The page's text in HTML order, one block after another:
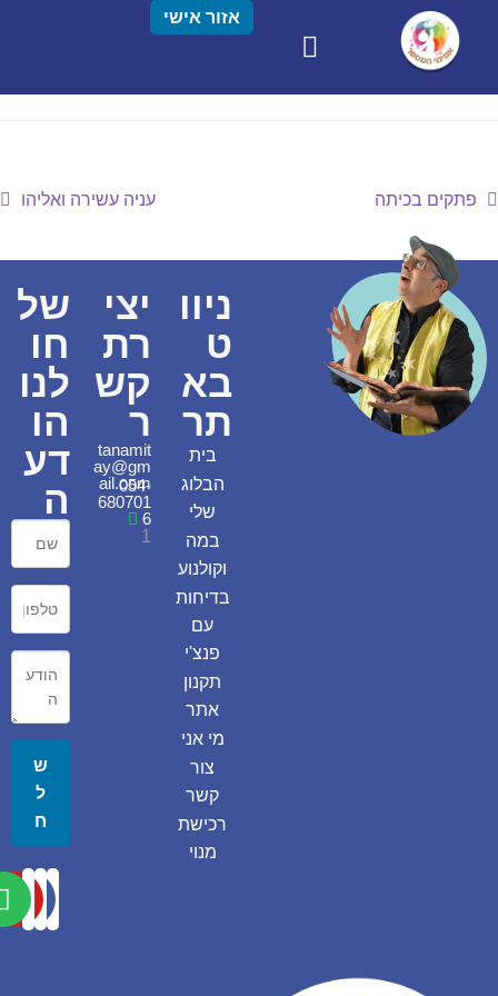
אזור אישי
פתקים בכיתה עניה עשירה ואליהו
ניוו
ט
בא
תר
בית
הבלוג
שלי
במה
וקולנוע
בדיחות
עם
פנצ'י
תקנון
אתר
מי אני
צור
קשר
רכישת
מנוי
יצי
רת
קש
ר
tanamit
ay@gm
ail.com
054-
680701
6
1
של
חו
לנו
הו
דע
ה
ש
ל
ח